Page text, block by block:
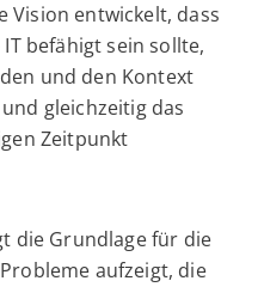
Vision entwickelt, dass
befähigt sein sollte,
und den Kontext
gleichzeitig das
Zeitpunkt
die Grundlage für die
aufzeigt, die